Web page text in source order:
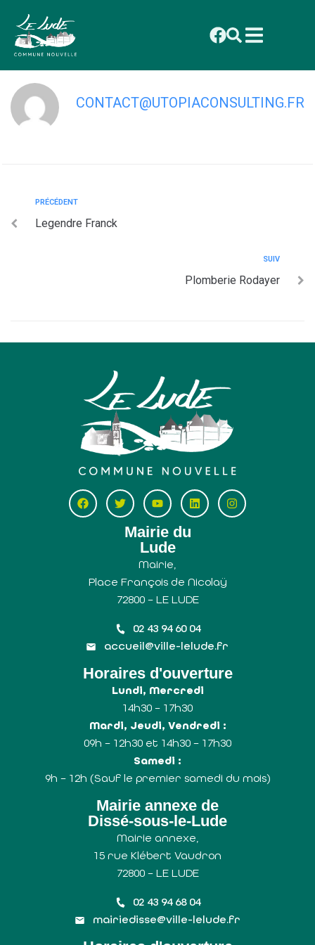
principal
Cormier pénard Sarl
CONTACT@UTOPIACONSULTING.FR
PRÉCÉDENT
Legendre Franck
SUIV
Plomberie Rodayer
Mairie du
Lude
Mairie,
Place François de Nicolaÿ
72800 – LE LUDE
02 43 94 60 04
accueil@ville-lelude.fr
Horaires d'ouverture
Lundi, Mercredi
14h30 – 17h30
Mardi, Jeudi, Vendredi :
09h – 12h30 et 14h30 – 17h30
Samedi :
9h – 12h (Sauf le premier samedi du mois)
Mairie annexe de
Dissé-sous-le-Lude
Mairie annexe,
15 rue Klébert Vaudron
72800 – LE LUDE
02 43 94 68 04
mairiedisse@ville-lelude.fr